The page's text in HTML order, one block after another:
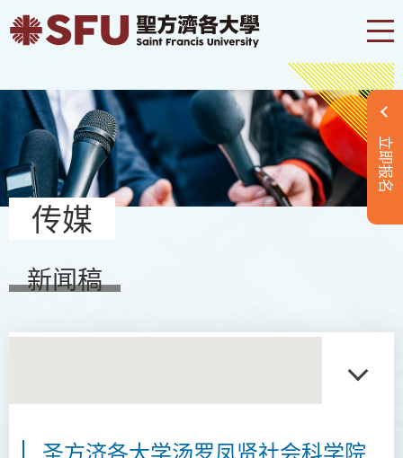
立即报名
传媒
新闻稿
圣方济各大学汤罗凤贤社会科学院